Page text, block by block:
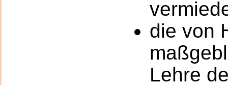
die von
Lehre